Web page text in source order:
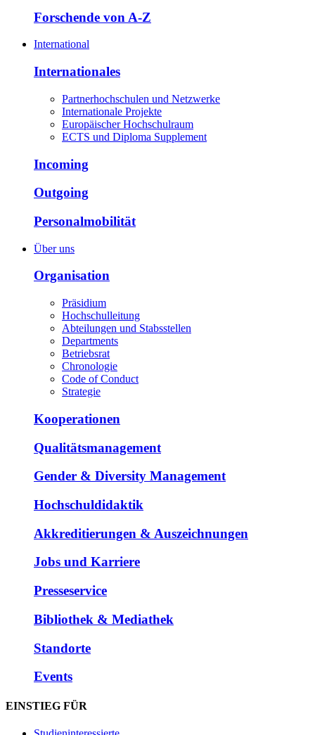
Forschende von A-Z
International
Internationales
Partnerhochschulen und Netzwerke
Internationale Projekte
Europäischer Hochschulraum
ECTS und Diploma Supplement
Incoming
Outgoing
Personalmobilität
Über uns
Organisation
Präsidium
Hochschulleitung
Abteilungen und Stabsstellen
Departments
Betriebsrat
Chronologie
Code of Conduct
Strategie
Kooperationen
Qualitätsmanagement
Gender & Diversity Management
Hochschuldidaktik
Akkreditierungen & Auszeichnungen
Jobs und Karriere
Presseservice
Bibliothek & Mediathek
Standorte
Events
EINSTIEG FÜR